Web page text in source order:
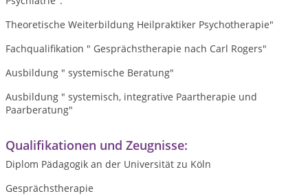
Theoretische Weiterbildung Heilpraktiker Psychotherapie"
Fachqualifikation " Gesprächstherapie nach Carl Rogers"
Ausbildung " systemische Beratung"
Ausbildung " systemisch, integrative Paartherapie und
Paarberatung"
Qualifikationen und Zeugnisse:
Diplom Pädagogik an der Universität zu Köln
Gesprächstherapie